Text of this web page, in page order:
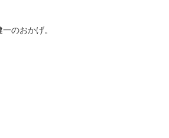
のおかげ。